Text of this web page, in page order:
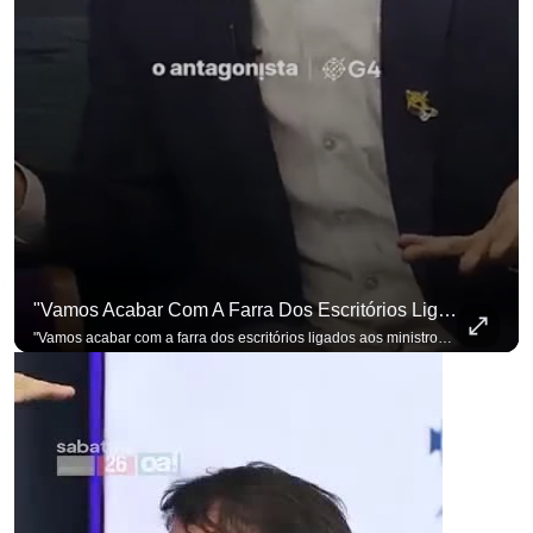
"Vamos Acabar Com A Farra Dos Escritórios Ligados Aos Ministros Do STF"
"Vamos acabar com a farra dos escritórios ligados aos ministros do STF". Essa foi a resposta de Renan Santos ao ser questionado sobre o Judiciário. Se você busca informação com credibilidade, inscreva-se agora e ative o